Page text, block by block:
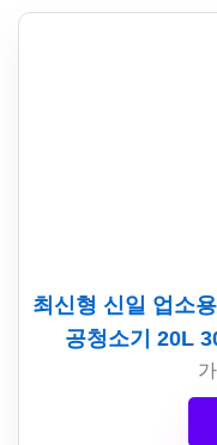
최신형 신일 업소
공청소기 20L